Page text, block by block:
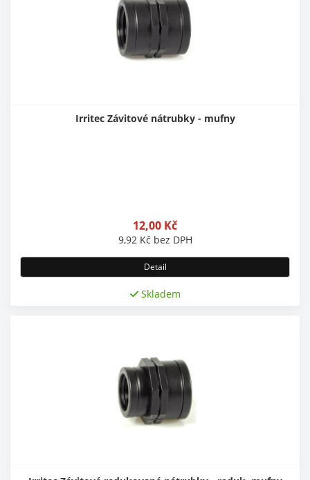
Irritec Závitové nátrubky - mufny
12,00 Kč
9,92 Kč bez DPH
Detail
Skladem